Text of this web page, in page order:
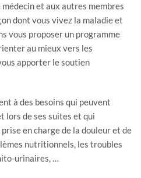
et aux autres membres
dont vous vivez la maladie et
vous proposer un programme
au mieux vers les
apporter le soutien
à des besoins qui peuvent
lors de ses suites et qui
en charge de la douleur et de
nutritionnels, les troubles
urinaires, …